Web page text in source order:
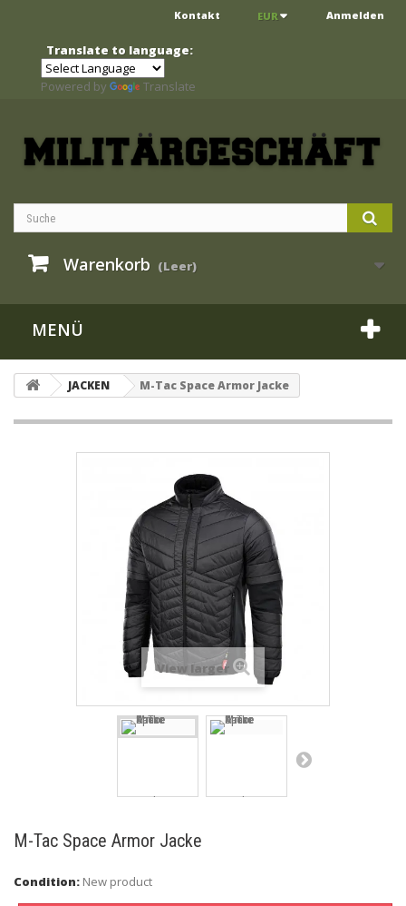
Anmelden
EUR
Kontakt
Translate to language:
Powered by Translate
Warenkorb (Leer)
MENÜ
JACKEN M-Tac Space Armor Jacke
View larger
M-Tac Space Armor Jacke
Condition: New product